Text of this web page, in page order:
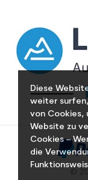
Diese
weiter
von Cookies,
Website zu
Cookies –
die